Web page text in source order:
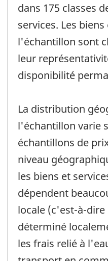
dans 175 classes
services. Les
l'échantillon sont
leur
disponibilité
La distribution
l'échantillon varie
échantillons de
niveau
les biens et
dépendent
locale (c'est-à-
déterminé
les frais relié à